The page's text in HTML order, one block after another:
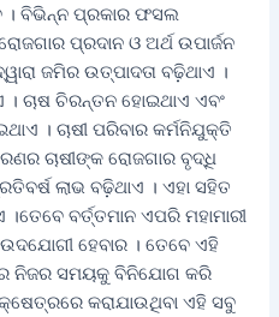
। ବିଭିନ୍ନ ପ୍ରକାର ଫସଲ
ପ୍ରଦାନ ଓ ଅର୍ଥ ଉପାର୍ଜନ
ଜମିର ଉତ୍ପାଦତା ବଢ଼ିଥାଏ ।
ଚାଷ ଚିରନ୍ତନ ହୋଇଥାଏ ଏବଂ
। ଚାଷୀ ପରିବାର କର୍ମନିଯୁକ୍ତି
ଚାଷୀଙ୍କ ରୋଜଗାର ବୃଦ୍ଧି
ଲାଭ ବଢ଼ିଥାଏ । ଏହା ସହିତ
ବର୍ତ୍ତମାନ ଏପରି ମହାମାରୀ
ହେବାର । ତେବେ ଏହି
ନିଜର ସମୟକୁ ବିନିଯୋଗ କରି
କରାଯାଉଥିବା ଏହି ସବୁ